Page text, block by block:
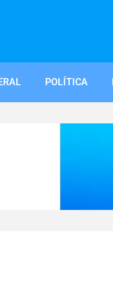
POLÍTICA